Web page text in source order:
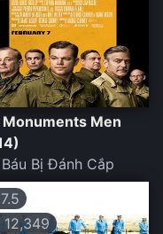
Men
Bị Đánh Cắp
7.5
12,349